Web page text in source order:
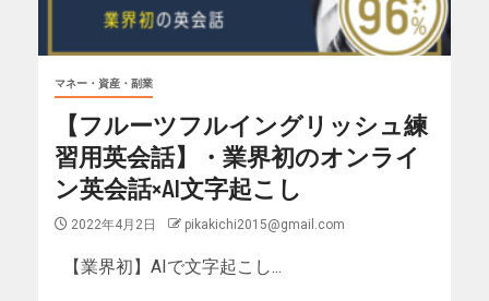
マネー・資産・副業
【フルーツフルイングリッシュ練
習用英会話】・業界初のオンライ
ン英会話×AI文字起こし
2022年4月2日 pikakichi2015@gmail.com
【業界初】AIで文字起こし...